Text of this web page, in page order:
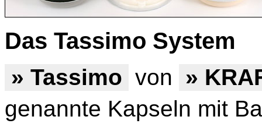
Das Tassimo System
» Tassimo von »
genannte Kapseln mit